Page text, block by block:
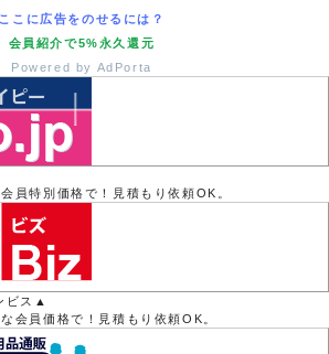
ここに広告をのせるには？
会員紹介で5%永久還元
Powered by AdPorta
員特別価格で！見積もり依頼OK。
ビス▲
会員価格で！見積もり依頼OK。